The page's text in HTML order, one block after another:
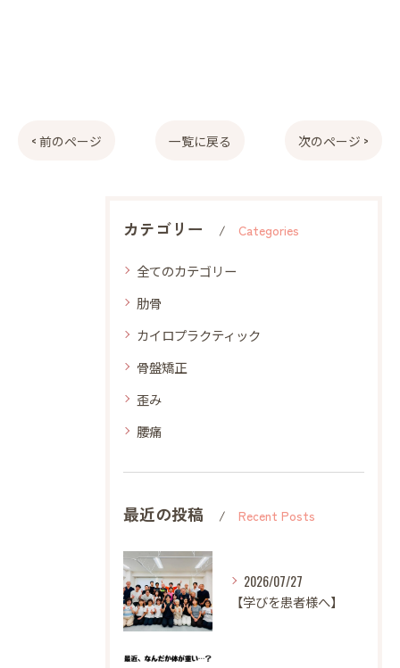
< 前のページ 一覧に戻る 次のページ >
カテゴリー Categories
全てのカテゴリー
肋骨
カイロプラクティック
骨盤矯正
歪み
腰痛
最近の投稿 Recent Posts
2026/07/27
【学びを患者様へ】